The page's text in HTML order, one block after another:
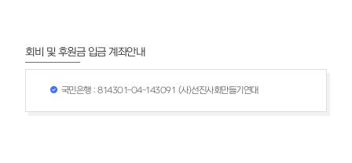
회비 및 후원금 입금 계좌안내
국민은행 : 814301-04-143091 (사)선진사회만들기연대